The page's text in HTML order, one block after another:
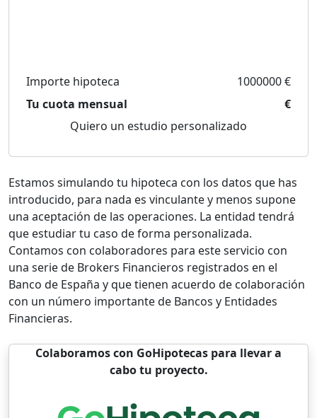
Importe hipoteca
1000000 €
Tu cuota mensual
€
Quiero un estudio personalizado
Estamos simulando tu hipoteca con los datos que has
introducido, para nada es vinculante y menos supone
una aceptación de las operaciones. La entidad tendrá
que estudiar tu caso de forma personalizada.
Contamos con colaboradores para este servicio con
una serie de Brokers Financieros registrados en el
Banco de España y que tienen acuerdo de colaboración
con un número importante de Bancos y Entidades
Financieras.
Colaboramos con GoHipotecas para llevar a
cabo tu proyecto.